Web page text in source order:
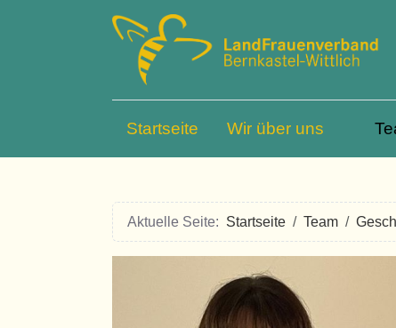
Startseite Wir über uns
Aktuelle Seite: Startseite Team